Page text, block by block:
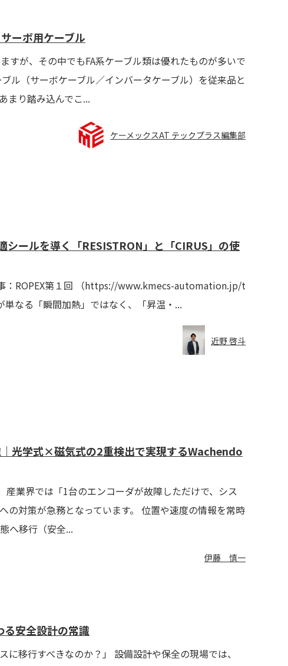
ーボ用ケーブル
すが、その中でもFA系ケーブル類は優れたものが多いで
ル（サーボケーブル／インバータケーブル）を従来品と
まり踏み込んでこ...
ケーメックスAT テックプラス編集部
ールを導く「RESISTRON」と「CIRUS」の使
：ROPEX第１回 （https://www.kmecs-automation.jp/t
なる「瞬間加熱」ではなく、「昇温・...
近野 啓斗
光学式×磁気式の2重検出で実現するWachendo
業界では「1台のエンコーダが故障しただけで、シス
の対策が急務となっています。 位置や速度の情報を常時
へ移行（安全...
伊藤 慎一
安全設計の常識
に移行すべきなのか？」 設備設計や保全の現場では、